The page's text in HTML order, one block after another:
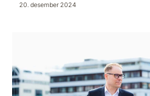
20. desember 2024